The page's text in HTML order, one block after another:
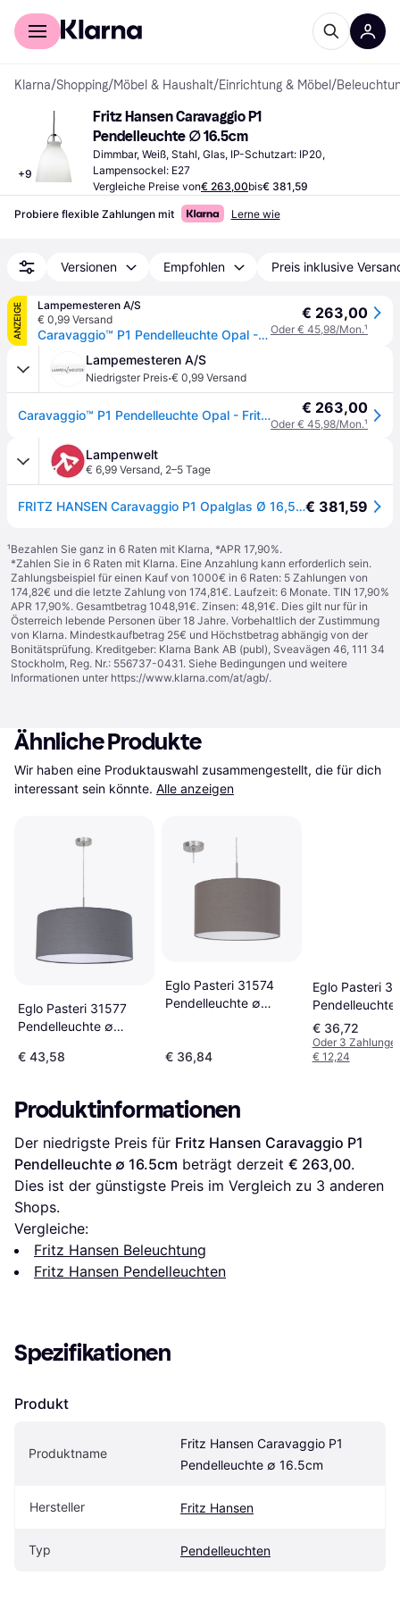
Für Shopper
Klarna/Shopping/Möbel & Haushalt/Einrichtung & Möbel /
+9
Fritz Hansen Caravaggio P1
Pendelleuchte ∅ 16.5cm
Dimmbar, Weiß, Stahl, Glas, IP-Schutzart: IP20,
Lampensockel: E27
Vergleiche Preise von€ 263,00bis€ 381,59
Probiere flexible Zahlungen mit Lerne wie
Versionen Empfohlen Preis inklusive
ANZEIGE
Lampemesteren A/S
€ 0,99 Versand
Caravaggio™ P1 Pendelleuchte Opal - Fritz Hansen Caravaggio P1 - Wohnzimmer - Design - Glas - Einflammig
€ 263,00
Oder € 45,98/Mon.¹
Lampemesteren A/S
Niedrigster Preis·€ 0,99 Versand
Caravaggio™ P1 Pendelleuchte Opal - Fritz Hansen Caravaggio P1 - Wohnzimmer - Design - Glas - Einflammig € 263,00
Oder € 45,98/Mon.¹
Lampenwelt
€ 6,99 Versand, 2–5 Tage
FRITZ HANSEN Caravaggio P1 Opalglas Ø 16,5 cm - weiß€ 381,59
¹Bezahlen Sie ganz in 6 Raten mit Klarna, *APR 17,90%.
*Zahlen Sie in 6 Raten mit Klarna. Eine Anzahlung kann erforderlich sein.
Zahlungsbeispiel für einen Kauf von 1000€ in 6 Raten: 5 Zahlungen von
174,82€ und die letzte Zahlung von 174,81€. Laufzeit: 6 Monate. TIN 17,90%
APR 17,90%. Gesamtbetrag 1048,91€. Zinsen: 48,91€. Dies gilt nur für in
Österreich lebende Personen über 18 Jahre. Vorbehaltlich der Zustimmung
von Klarna. Mindestkaufbetrag 25€ und Höchstbetrag abhängig von der
Bonitätsprüfung. Kreditgeber: Klarna Bank AB (publ), Sveavägen 46, 111 34
Stockholm, Reg. Nr.: 556737-0431. Siehe Bedingungen und weitere
Informationen unter https://www.klarna.com/at/agb/.
Ähnliche Produkte
Wir haben eine Produktauswahl zusammengestellt, die für dich
interessant sein könnte. Alle anzeigen
Eglo Pasteri 31577
Pendelleuchte ∅
€ 43,58
Eglo Pasteri 31574
Pendelleuchte ∅
€ 36,84
Eglo Pasteri
Pendelleuchte
38cm
€ 36,72
Oder 3
€ 12,24
Produktinformationen
Der niedrigste Preis für Fritz Hansen Caravaggio P1
Pendelleuchte ∅ 16.5cm beträgt derzeit € 263,00.
Dies ist der günstigste Preis im Vergleich zu 3 anderen
Shops.
Vergleiche:
Fritz Hansen Beleuchtung
Fritz Hansen Pendelleuchten
Spezifikationen
Produkt
Produktname
Fritz Hansen Caravaggio P1
Pendelleuchte ∅ 16.5cm
Hersteller Fritz Hansen
Typ Pendelleuchten